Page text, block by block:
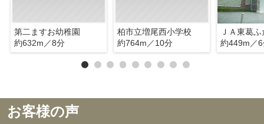
第二ますお幼稚園
約632m／8分
柏市立増尾西小学校
約764m／10分
ＪＡ東葛ふ
約449m／
お客様の声